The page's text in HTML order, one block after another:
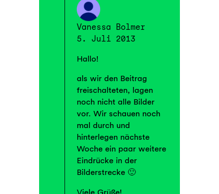
Vanessa Bolmer
5. Juli 2013
Hallo!
als wir den Beitrag
freischalteten, lagen
noch nicht alle Bilder
vor. Wir schauen noch
mal durch und
hinterlegen nächste
Woche ein paar weitere
Eindrücke in der
Bilderstrecke 🙂